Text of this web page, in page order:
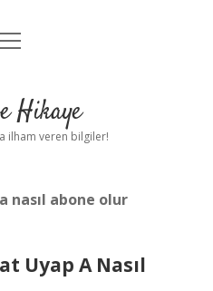
Uyarı
menüyü
Hikaye
ilham veren bilgiler!
nasıl abone olur
Uyap A Nasıl